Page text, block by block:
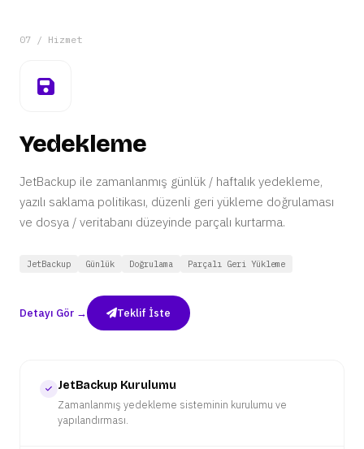
07 / Hizmet
Yedekleme
JetBackup ile zamanlanmış günlük / haftalık yedekleme,
yazılı saklama politikası, düzenli geri yükleme doğrulaması
ve dosya / veritabanı düzeyinde parçalı kurtarma.
JetBackup Günlük Doğrulama Parçalı Geri Yükleme
Detayı Gör → Teklif İste
JetBackup Kurulumu
Zamanlanmış yedekleme sisteminin kurulumu ve
yapılandırması.